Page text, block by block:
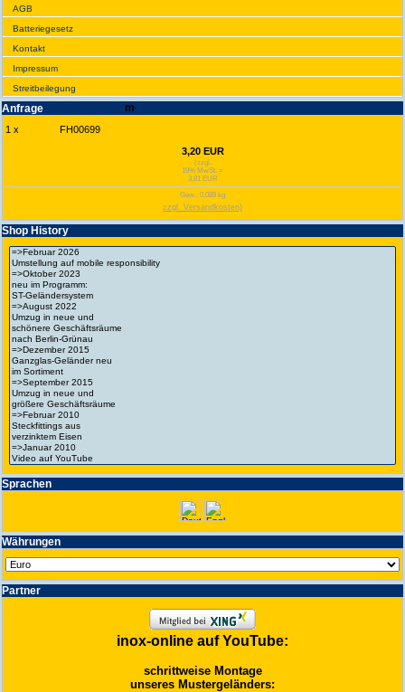
AGB
Batte­rie­gesetz
Kontakt
Impres­sum
Streit­bei­legung
Anfrage
1 x
FH00699
3,20 EUR
(zzgl.
19% MwSt. =
3,81 EUR
Gew.: 0.089 kg
zzgl. Versandkosten)
Shop History
Spra­chen
Wäh­run­gen
Partner
inox-online auf YouTube:
schrittweise Montage
unseres Mustergeländers: